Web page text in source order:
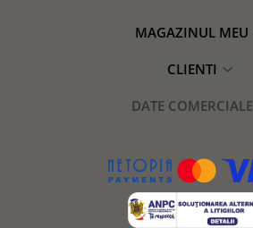
MAGAZINUL MEU
CLIENTI
DATE COMERCIALE